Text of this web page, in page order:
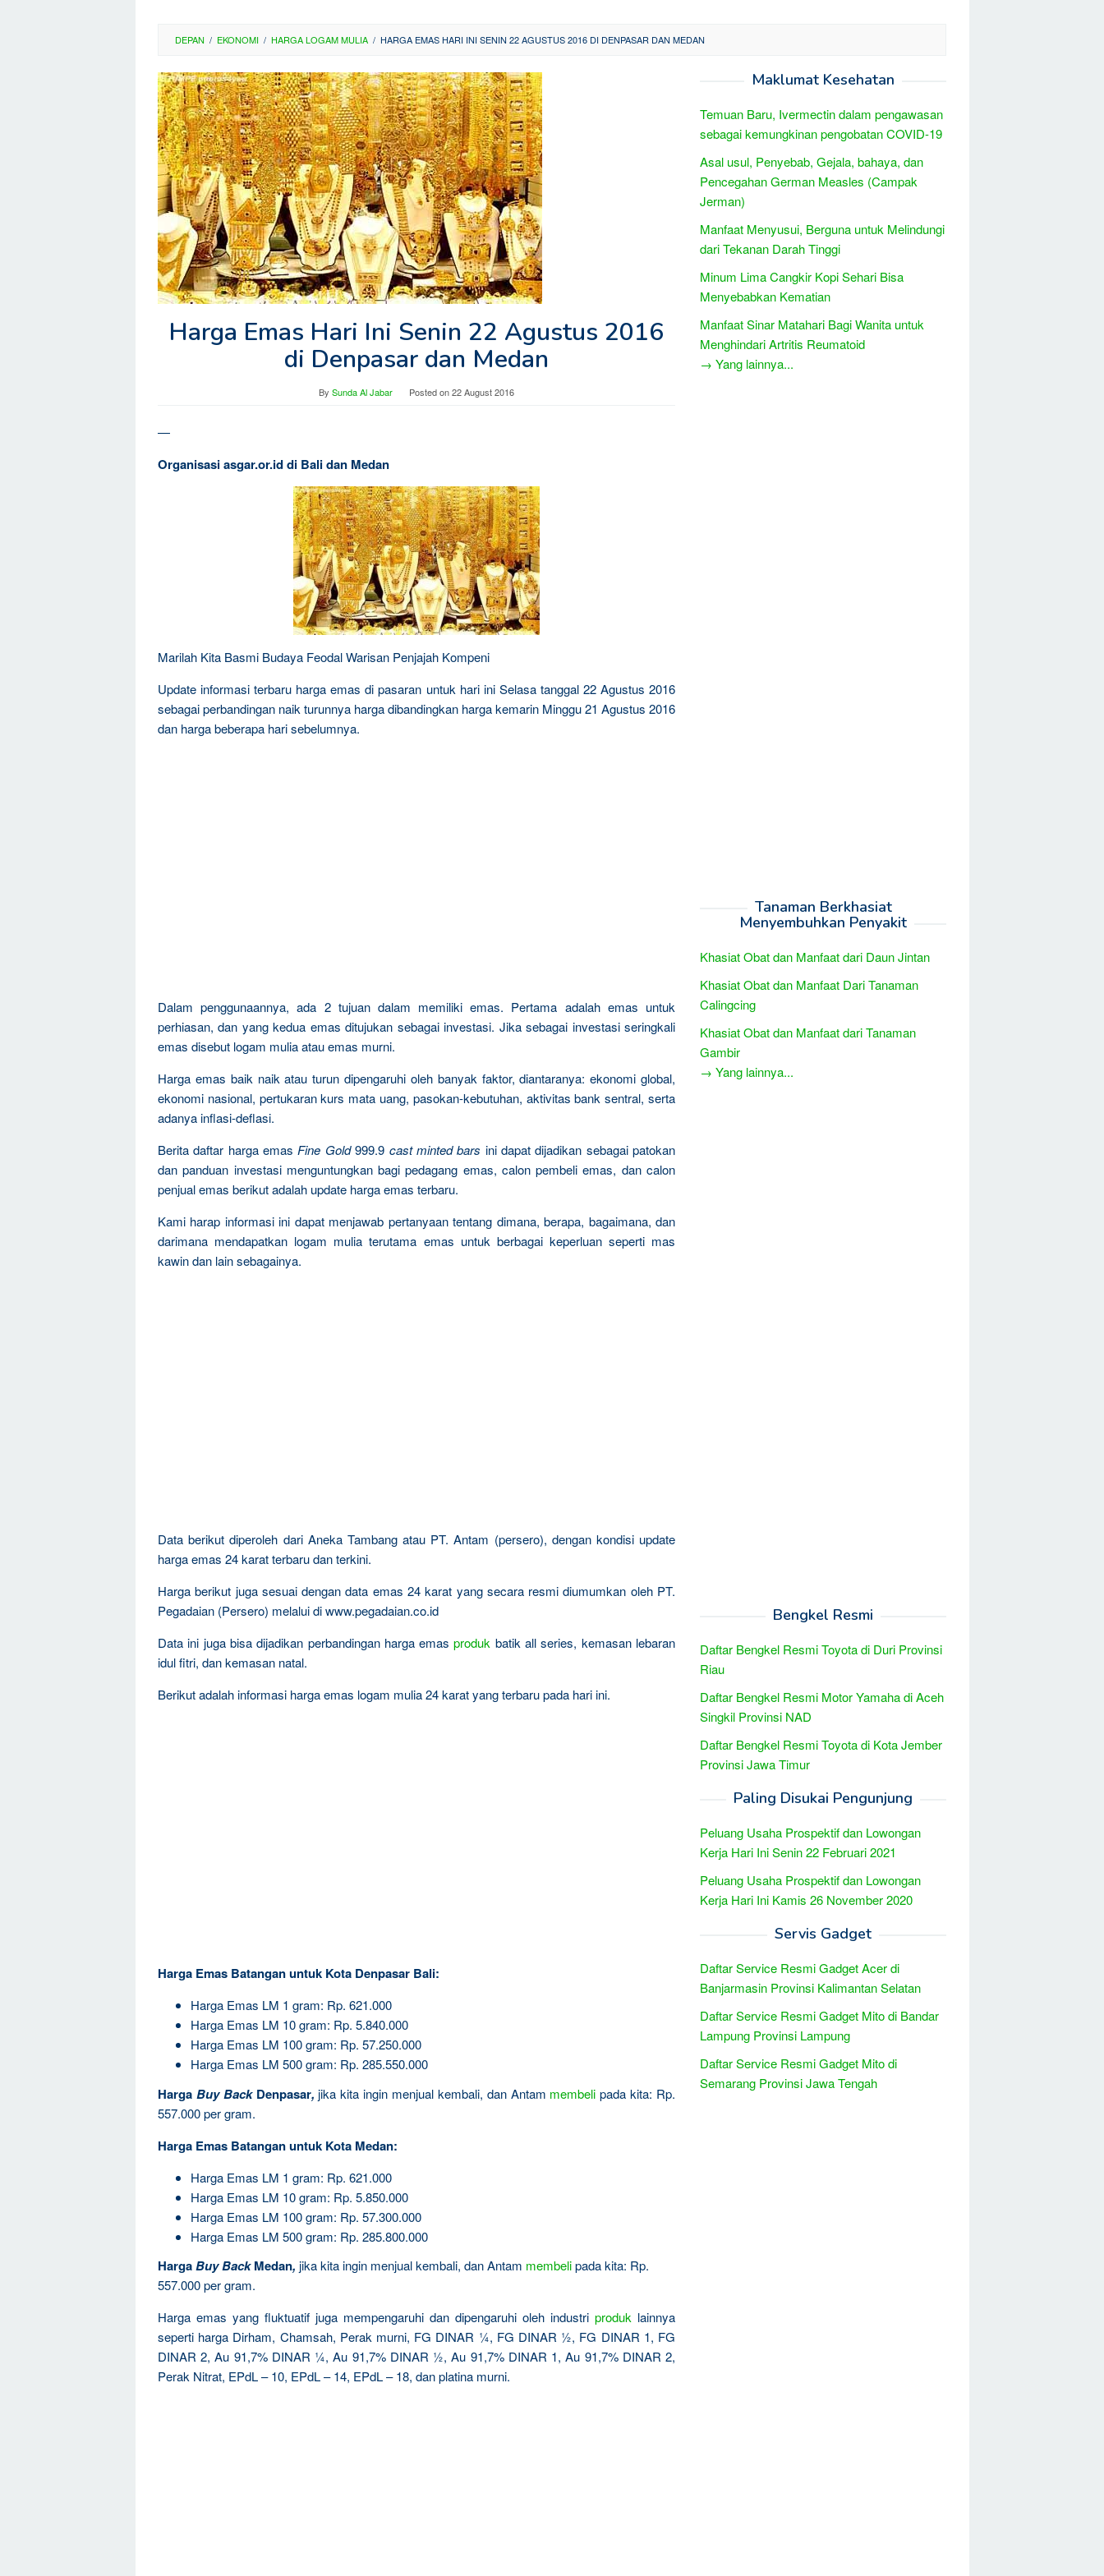
DEPAN / EKONOMI / HARGA LOGAM MULIA / HARGA EMAS HARI INI SENIN 22 AGUSTUS 2016 DI DENPASAR DAN MEDAN
Harga Emas Hari Ini Senin 22 Agustus 2016
di Denpasar dan Medan
By Sunda Al Jabar Posted on22 August 2016
—
Organisasi asgar.or.id di Bali dan Medan
Marilah Kita Basmi Budaya Feodal Warisan Penjajah Kompeni
Update informasi terbaru harga emas di pasaran untuk hari ini Selasa tanggal 22 Agustus 2016
sebagai perbandingan naik turunnya harga dibandingkan harga kemarin Minggu 21 Agustus 2016
dan harga beberapa hari sebelumnya.
Dalam penggunaannya, ada 2 tujuan dalam memiliki emas. Pertama adalah emas untuk
perhiasan, dan yang kedua emas ditujukan sebagai investasi. Jika sebagai investasi seringkali
emas disebut logam mulia atau emas murni.
Harga emas baik naik atau turun dipengaruhi oleh banyak faktor, diantaranya: ekonomi global,
ekonomi nasional, pertukaran kurs mata uang, pasokan-kebutuhan, aktivitas bank sentral, serta
adanya inflasi-deflasi.
Berita daftar harga emas Fine Gold999.9 cast minted bars ini dapat dijadikan sebagai patokan
dan panduan investasi menguntungkan bagi pedagang emas, calon pembeli emas, dan calon
penjual emas berikut adalah update harga emas terbaru.
Kami harap informasi ini dapat menjawab pertanyaan tentang dimana, berapa, bagaimana, dan
darimana mendapatkan logam mulia terutama emas untuk berbagai keperluan seperti mas
kawin dan lain sebagainya.
Data berikut diperoleh dari Aneka Tambang atau PT. Antam (persero), dengan kondisi update
harga emas 24 karat terbaru dan terkini.
Harga berikut juga sesuai dengan data emas 24 karat yang secara resmi diumumkan oleh PT.
Pegadaian (Persero) melalui di www.pegadaian.co.id
Data ini juga bisa dijadikan perbandingan harga emasproduk batik all series, kemasan lebaran
idul fitri, dan kemasan natal.
Berikut adalah informasi harga emas logam mulia 24 karat yang terbaru pada hari ini.
Harga Emas Batangan untuk Kota Denpasar Bali:
Harga Emas LM 1 gram: Rp. 621.000
Harga Emas LM 10 gram: Rp. 5.840.000
Harga Emas LM 100 gram: Rp. 57.250.000
Harga Emas LM 500 gram: Rp. 285.550.000
Harga Buy Back Denpasar, jika kita ingin menjual kembali, dan Antam membeli pada kita: Rp.
557.000 per gram.
Harga Emas Batangan untuk Kota Medan:
Harga Emas LM 1 gram: Rp. 621.000
Harga Emas LM 10 gram: Rp. 5.850.000
Harga Emas LM 100 gram: Rp. 57.300.000
Harga Emas LM 500 gram: Rp. 285.800.000
HargaBuy BackMedan, jika kita ingin menjual kembali, dan Antam membelipada kita: Rp.
557.000 per gram.
Harga emas yang fluktuatif juga mempengaruhi dan dipengaruhi oleh industri produk lainnya
seperti harga Dirham, Chamsah, Perak murni, FG DINAR ¼, FG DINAR ½, FG DINAR 1, FG
DINAR 2, Au 91,7% DINAR ¼, Au 91,7% DINAR ½, Au 91,7% DINAR 1, Au 91,7% DINAR 2,
Perak Nitrat, EPdL – 10, EPdL – 14, EPdL – 18, dan platina murni.
Maklumat Kesehatan
Temuan Baru, Ivermectin dalam pengawasan
sebagai kemungkinan pengobatan COVID-19
Asal usul, Penyebab, Gejala, bahaya, dan
Pencegahan German Measles (Campak
Jerman)
Manfaat Menyusui, Berguna untuk Melindungi
dari Tekanan Darah Tinggi
Minum Lima Cangkir Kopi Sehari Bisa
Menyebabkan Kematian
Manfaat Sinar Matahari Bagi Wanita untuk
Menghindari Artritis Reumatoid
→ Yang lainnya...
Tanaman Berkhasiat
Menyembuhkan Penyakit
Khasiat Obat dan Manfaat dari Daun Jintan
Khasiat Obat dan Manfaat Dari Tanaman
Calingcing
Khasiat Obat dan Manfaat dari Tanaman
Gambir
→ Yang lainnya...
Bengkel Resmi
Daftar Bengkel Resmi Toyota di Duri Provinsi
Riau
Daftar Bengkel Resmi Motor Yamaha di Aceh
Singkil Provinsi NAD
Daftar Bengkel Resmi Toyota di Kota Jember
Provinsi Jawa Timur
Paling Disukai Pengunjung
Peluang Usaha Prospektif dan Lowongan
Kerja Hari Ini Senin 22 Februari 2021
Peluang Usaha Prospektif dan Lowongan
Kerja Hari Ini Kamis 26 November 2020
Servis Gadget
Daftar Service Resmi Gadget Acer di
Banjarmasin Provinsi Kalimantan Selatan
Daftar Service Resmi Gadget Mito di Bandar
Lampung Provinsi Lampung
Daftar Service Resmi Gadget Mito di
Semarang Provinsi Jawa Tengah